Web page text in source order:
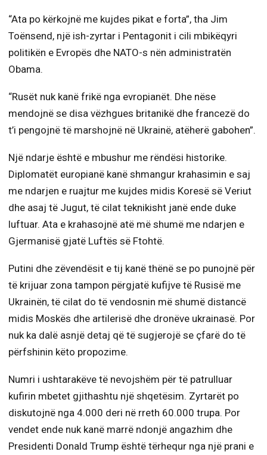
“Ata po kërkojnë me kujdes pikat e forta”, tha Jim
Toënsend, një ish-zyrtar i Pentagonit i cili mbikëqyri
politikën e Evropës dhe NATO-s nën administratën
Obama.
“Rusët nuk kanë frikë nga evropianët. Dhe nëse
mendojnë se disa vëzhgues britanikë dhe francezë do
t’i pengojnë të marshojnë në Ukrainë, atëherë gabohen”.
Një ndarje është e mbushur me rëndësi historike.
Diplomatët europianë kanë shmangur krahasimin e saj
me ndarjen e ruajtur me kujdes midis Koresë së Veriut
dhe asaj të Jugut, të cilat teknikisht janë ende duke
luftuar. Ata e krahasojnë atë më shumë me ndarjen e
Gjermanisë gjatë Luftës së Ftohtë.
Putini dhe zëvendësit e tij kanë thënë se po punojnë për
të krijuar zona tampon përgjatë kufijve të Rusisë me
Ukrainën, të cilat do të vendosnin më shumë distancë
midis Moskës dhe artilerisë dhe dronëve ukrainasë. Por
nuk ka dalë asnjë detaj që të sugjerojë se çfarë do të
përfshinin këto propozime.
Numri i ushtarakëve të nevojshëm për të patrulluar
kufirin mbetet gjithashtu një shqetësim. Zyrtarët po
diskutojnë nga 4.000 deri në rreth 60.000 trupa. Por
vendet ende nuk kanë marrë ndonjë angazhim dhe
Presidenti Donald Trump është tërhequr nga një prani e